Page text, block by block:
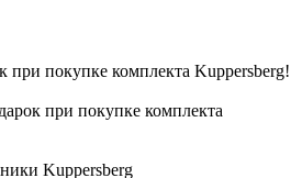
при покупке комплекта Kuppersberg!
при покупке комплекта
Kuppersberg